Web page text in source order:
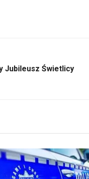
Jubileusz Świetlicy